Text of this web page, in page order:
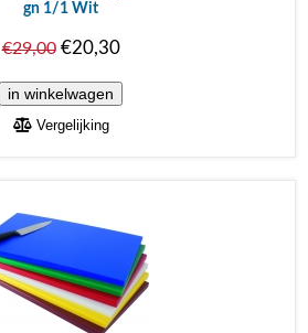
gn 1/1 Wit
€29,00€20,30
Vergelijking